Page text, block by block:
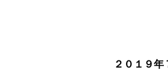
２０１９年